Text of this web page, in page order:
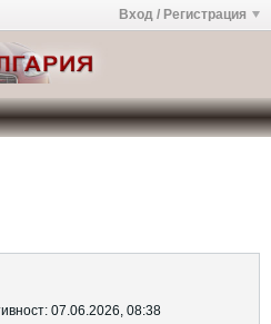
Вход / Регистрация
07.06.2026, 08:38